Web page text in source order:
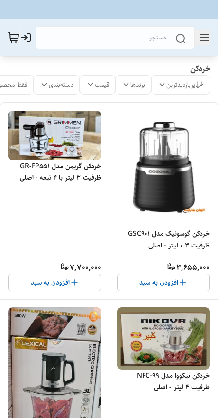
خردکن
پربازدیدترین برندها قیمت دسته‌بندی فقط
خردکن گوسونیک مدل GSC901
ظرفیت ۰.۳ لیتر - اصلی
3,655,000
افزودن به سبد
خردکن گریمن مدل GR-FP551
ظرفیت ۳ لیتر با ۴ تیغه - اصلی
7,700,000
افزودن به سبد
خردکن نیکووا مدل NFC-99
ظرفیت ۴ لیتر - اصلی